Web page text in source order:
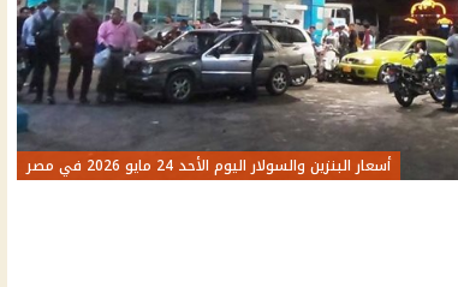
أسعار البنزين والسولار اليوم الأحد 24 مايو 2026 في مصر